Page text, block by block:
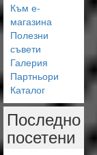
Към е-
магазина
Полезни
съвети
Галерия
Партньори
Каталог
Последно
посетени